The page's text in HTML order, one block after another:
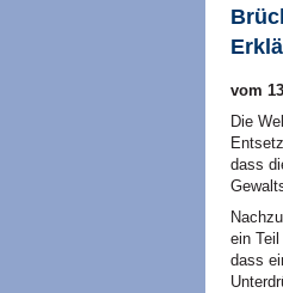
vom
Die
dass
ein
dass